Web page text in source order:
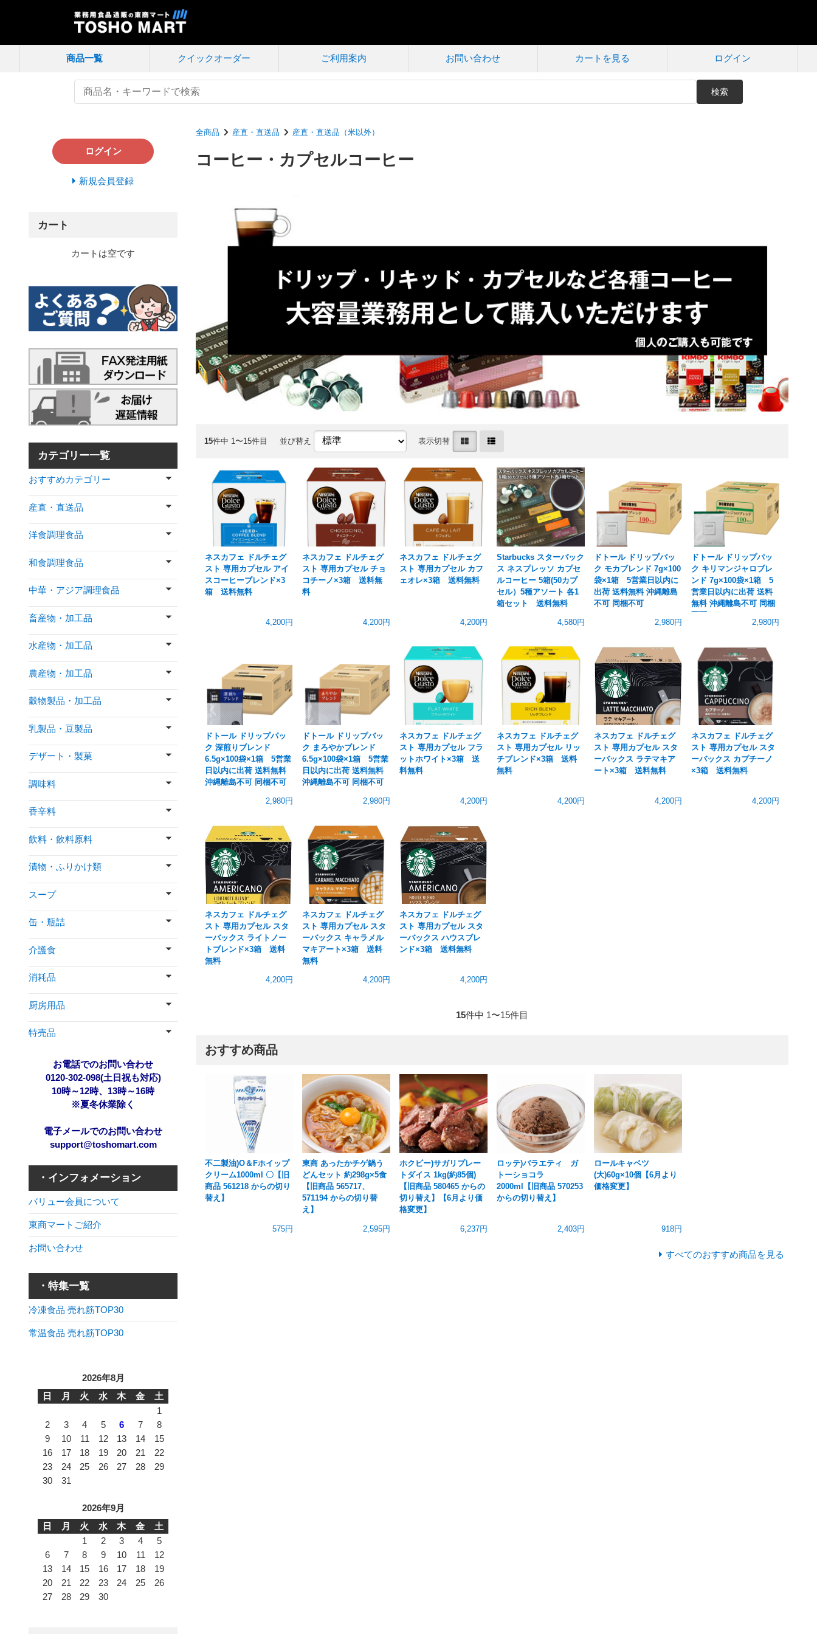
商品一覧 クイックオーダー ご利用案内 お問い合わせ カートを見る ログイン
検索
全商品 産直・直送品 産直・直送品（米以外）
コーヒー・カプセルコーヒー
15件中 1〜15件目 並び替え 表示切替
ネスカフェ ドルチェグ
スト 専用カプセル アイ
スコーヒーブレンド×3
箱 送料無料
4,200円
ネスカフェ ドルチェグ
スト 専用カプセル チョ
コチーノ×3箱 送料無
料
4,200円
ネスカフェ ドルチェグ
スト 専用カプセル カフ
ェオレ×3箱 送料無料
4,200円
Starbucks スターバック
ス ネスプレッソ カプセ
ルコーヒー 5箱(50カプ
セル）5種アソート 各1
箱セット 送料無料
4,580円
ドトール ドリップパッ
ク モカブレンド 7g×100
袋×1箱 5営業日以内に
出荷 送料無料 沖縄離島
不可 同梱不可
2,980円
ドトール ドリップパッ
ク キリマンジャロブレ
ンド 7g×100袋×1箱 5
営業日以内に出荷 送料
無料 沖縄離島不可 同梱
不可
2,980円
ドトール ドリップパッ
ク 深煎りブレンド
6.5g×100袋×1箱 5営業
日以内に出荷 送料無料
沖縄離島不可 同梱不可
2,980円
ドトール ドリップバッ
ク まろやかブレンド
6.5g×100袋×1箱 5営業
日以内に出荷 送料無料
沖縄離島不可 同梱不可
2,980円
ネスカフェ ドルチェグ
スト 専用カプセル フラ
ットホワイト×3箱 送
料無料
4,200円
ネスカフェ ドルチェグ
スト 専用カプセル リッ
チブレンド×3箱 送料
無料
4,200円
ネスカフェ ドルチェグ
スト 専用カプセル スタ
ーバックス ラテマキア
ート×3箱 送料無料
4,200円
ネスカフェ ドルチェグ
スト 専用カプセル スタ
ーバックス カプチーノ
×3箱 送料無料
4,200円
ネスカフェ ドルチェグ
スト 専用カプセル スタ
ーバックス ライトノー
トブレンド×3箱 送料
無料
4,200円
ネスカフェ ドルチェグ
スト 専用カプセル スタ
ーバックス キャラメル
マキアート×3箱 送料
無料
4,200円
ネスカフェ ドルチェグ
スト 専用カプセル スタ
ーバックス ハウスブレ
ンド×3箱 送料無料
4,200円
15件中 1〜15件目
おすすめ商品
不二製油)O＆Fホイップ
クリーム1000ml 〇【旧
商品 561218 からの切り
替え】
575円
東商 あったかチゲ鍋う
どんセット 約298g×5食
【旧商品 565717、
571194 からの切り替
え】
2,595円
ホクビー)サガリプレー
トダイス 1kg(約85個)
【旧商品 580465 からの
切り替え】【6月より価
格変更】
6,237円
ロッテ)バラエティ ガ
トーショコラ
2000ml【旧商品 570253
からの切り替え】
2,403円
ロールキャベツ
(大)60g×10個【6月より
価格変更】
918円
すべてのおすすめ商品を見る
ログイン
新規会員登録
カート
カートは空です
カテゴリー一覧
おすすめカテゴリー
産直・直送品
洋食調理食品
和食調理食品
中華・アジア調理食品
畜産物・加工品
水産物・加工品
農産物・加工品
穀物製品・加工品
乳製品・豆製品
デザート・製菓
調味料
香辛料
飲料・飲料原料
漬物・ふりかけ類
スープ
缶・瓶詰
介護食
消耗品
厨房用品
特売品
お電話でのお問い合わせ
0120-302-098(土日祝も対応)
10時～12時、13時～16時
※夏冬休業除く
電子メールでのお問い合わせ
support@toshomart.com
・インフォメーション
バリュー会員について
東商マートご紹介
お問い合わせ
・特集一覧
冷凍食品 売れ筋TOP30
常温食品 売れ筋TOP30
2026年8月
日
月 火 水 木 金
土
1
2
3 4 5 6 7
8
9
10 11 12 13 14
15
16
17 18 19 20 21
22
23
24 25 26 27 28
29
30
31
2026年9月
日
月 火 水 木 金
土
1
2 3 4
5
6
7 8 9 10 11
12
13
14 15 16 17 18
19
20
21 22 23 24 25
26
27
28 29 30